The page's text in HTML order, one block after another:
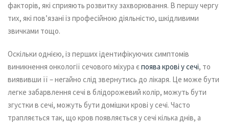
факторів, які сприяють розвитку захворювання. В першу чергу
тих, які пов’язані із професійною діяльністю, шкідливими
звичками тощо.
Оскільки однією, із перших ідентифікуючих симптомів
виникнення онкології сечового міхура єпоява крові у сечі, то
виявивши її – негайно слід звернутись до лікаря. Це може бути
легке забарвлення сечі в блідорожевий колір, можуть бути
згустки в сечі, можуть бути домішки крові у сечі. Часто
трапляється так, що кров появляється у сечі кілька днів, а